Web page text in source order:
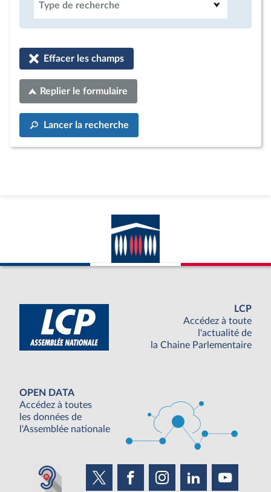
Type de recherche
Effacer les champs
Replier le formulaire
Lancer la recherche
LCP
Accédez à toute
l'actualité de
la Chaine Parlementaire
OPEN DATA
Accédez à toutes
les données de
l'Assemblée nationale